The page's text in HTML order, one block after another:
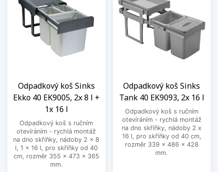
Odpadkový koš Sinks
Ekko 40 EK9005, 2x 8 l +
1x 16 l
Odpadkový koš s ručním
otevíráním - rychlá montáž
na dno skříňky, nádoby 2 x 8
l, 1 x 16 l, pro skříňky od 40
cm, rozměr 355 x 473 x 365
mm.
Odpadkový koš Sinks
Tank 40 EK9093, 2x 16 l
Odpadkový koš s ručním
otevíráním - rychlá montáž
na dno skříňky, nádoby 2 x
16 l, pro skříňky od 40 cm,
rozměr 339 x 486 x 428
mm.